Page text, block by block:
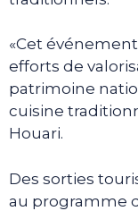
«Cet
efforts de
patrimoine
cuisine
Houari.
Des sorties
au programme